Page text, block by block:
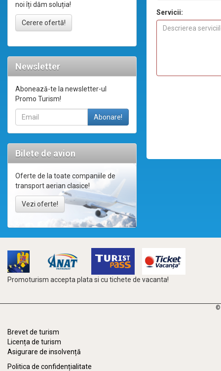
noi îți dăm soluția!
Cerere ofertă!
Newsletter
Abonează-te la newsletter-ul
Promo Turism!
Bilete de avion
Oferte de la toate companiile de
transport aerian clasice!
Vezi oferte!
Servicii:
Promoturism accepta plata si cu tichete de vacanta!
©
Brevet de turism
Licența de turism
Asigurare de insolvență
Politica de confidențialitate